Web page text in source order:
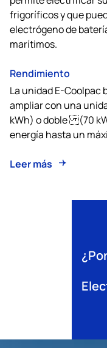
frigoríficos y que
electrógeno de
marítimos.
Rendimiento
La unidad E-Coolpac
ampliar con una
kWh) o doble (70
energía hasta un
Leer más